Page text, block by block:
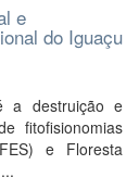
e
do Iguaçu
a destruição e
fitofisionomias
e Floresta